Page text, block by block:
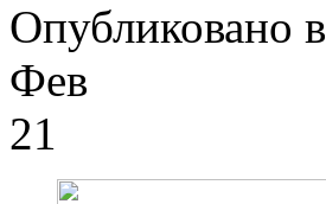
Опубликовано в
Фев
21